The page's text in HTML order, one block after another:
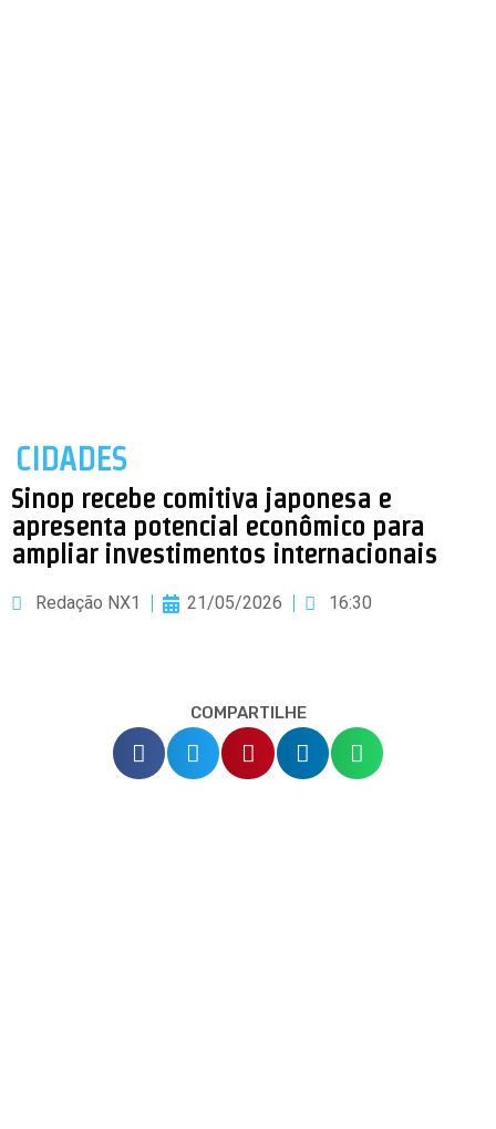
CIDADES
Sinop recebe comitiva japonesa e
apresenta potencial econômico para
ampliar investimentos internacionais
Redação NX1 21/05/2026 16:30
COMPARTILHE